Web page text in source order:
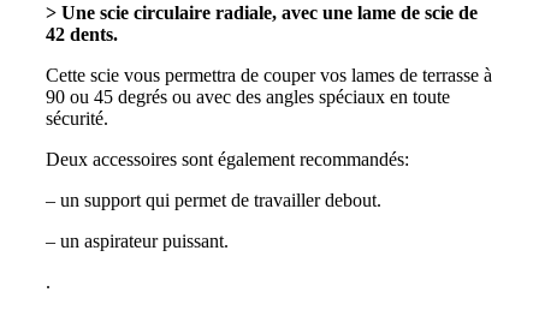
> Une scie circulaire radiale, avec une lame de scie de
42 dents.
Cette scie vous permettra de couper vos lames de terrasse à
90 ou 45 degrés ou avec des angles spéciaux en toute
sécurité.
Deux accessoires sont également recommandés:
– un support qui permet de travailler debout.
– un aspirateur puissant.
.